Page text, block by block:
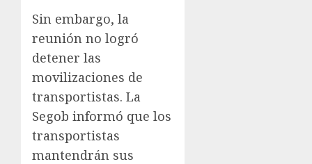
Sin embargo, la
reunión no logró
detener las
movilizaciones de
transportistas. La
Segob informó que los
transportistas
mantendrán sus